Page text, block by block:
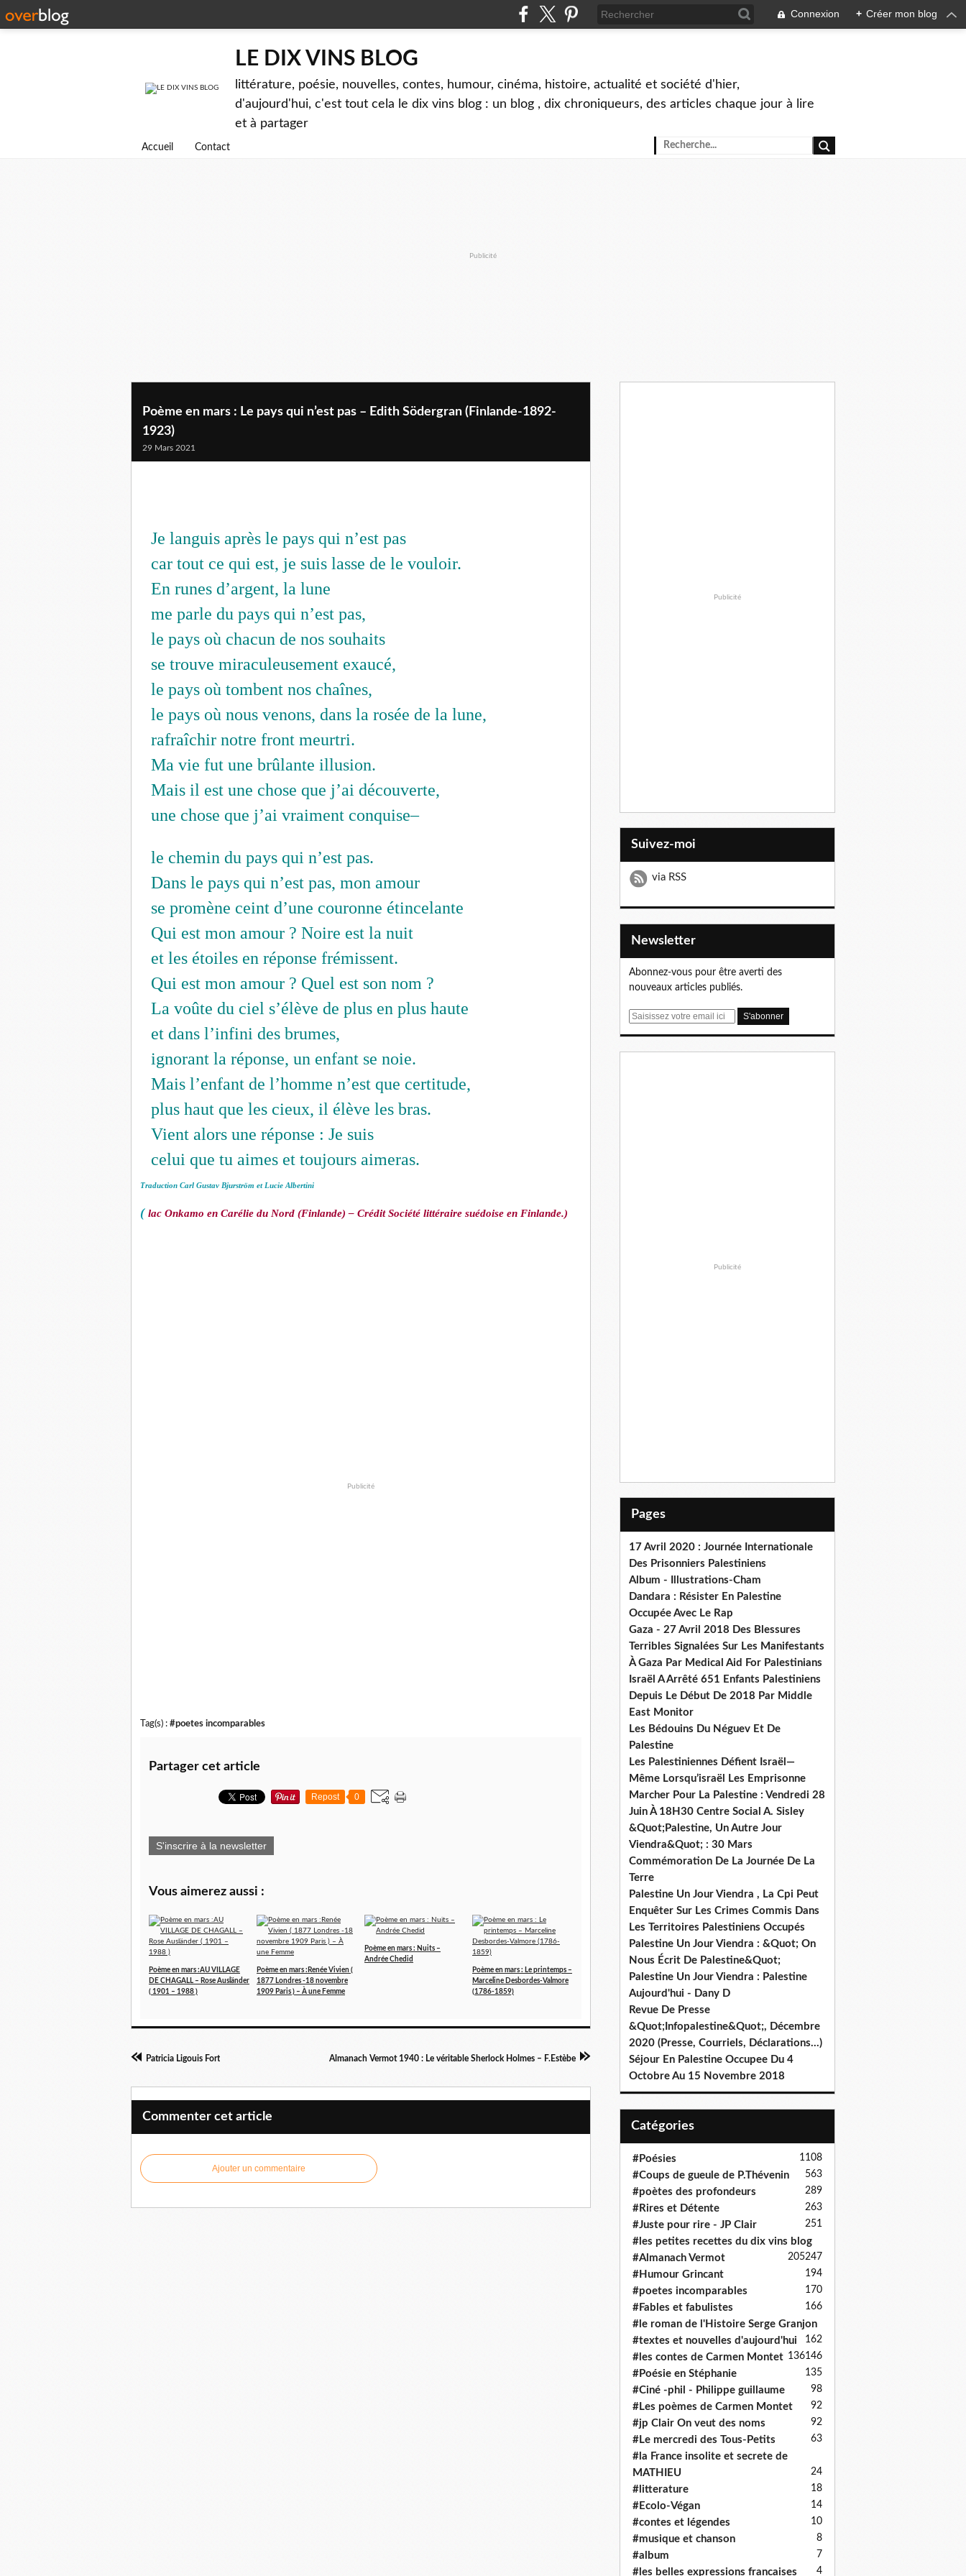
Connexion + Créer mon blog
LE DIX VINS BLOG
littérature, poésie, nouvelles, contes, humour, cinéma, histoire, actualité et société d'hier,
d'aujourd'hui, c'est tout cela le dix vins blog : un blog , dix chroniqueurs, des articles chaque jour à lire
et à partager
Accueil Contact
Publicité
Poème en mars : Le pays qui n’est pas – Edith Södergran (Finlande-1892-
1923)
29 Mars 2021
Je languis après le pays qui n’est pas
car tout ce qui est, je suis lasse de le vouloir.
En runes d’argent, la lune
me parle du pays qui n’est pas,
le pays où chacun de nos souhaits
se trouve miraculeusement exaucé,
le pays où tombent nos chaînes,
le pays où nous venons, dans la rosée de la lune,
rafraîchir notre front meurtri.
Ma vie fut une brûlante illusion.
Mais il est une chose que j’ai découverte,
une chose que j’ai vraiment conquise–
le chemin du pays qui n’est pas.
Dans le pays qui n’est pas, mon amour
se promène ceint d’une couronne étincelante
Qui est mon amour ? Noire est la nuit
et les étoiles en réponse frémissent.
Qui est mon amour ? Quel est son nom ?
La voûte du ciel s’élève de plus en plus haute
et dans l’infini des brumes,
ignorant la réponse, un enfant se noie.
Mais l’enfant de l’homme n’est que certitude,
plus haut que les cieux, il élève les bras.
Vient alors une réponse : Je suis
celui que tu aimes et toujours aimeras.
Traduction Carl Gustav Bjurström et Lucie Albertini
( lac Onkamo en Carélie du Nord (Finlande) – Crédit Société littéraire suédoise en Finlande.)
Publicité
Tag(s) : #poetes incomparables
Partager cet article
Repost 0
S'inscrire à la newsletter
Vous aimerez aussi :
Poème en mars :AU VILLAGE
DE CHAGALL – Rose Ausländer
( 1901 – 1988 )
Poème en mars :Renée Vivien (
1877 Londres -18 novembre
1909 Paris ) – À une Femme
Poème en mars : Nuits –
Andrée Chedid
Poème en mars : Le printemps –
Marceline Desbordes-Valmore
(1786-1859)
Patricia Ligouis Fort Almanach Vermot 1940 : Le véritable Sherlock Holmes – F.Estèbe
Commenter cet article
Ajouter un commentaire
Publicité
Suivez-moi
via RSS
Newsletter
Abonnez-vous pour être averti des
nouveaux articles publiés.
E
Publicité
Pages
17 Avril 2020 : Journée Internationale
Des Prisonniers Palestiniens
Album - Illustrations-Cham
Dandara : Résister En Palestine
Occupée Avec Le Rap
Gaza - 27 Avril 2018 Des Blessures
Terribles Signalées Sur Les Manifestants
À Gaza Par Medical Aid For Palestinians
Israël A Arrêté 651 Enfants Palestiniens
Depuis Le Début De 2018 Par Middle
East Monitor
Les Bédouins Du Néguev Et De
Palestine
Les Palestiniennes Défient Israël—
Même Lorsqu’israël Les Emprisonne
Marcher Pour La Palestine : Vendredi 28
Juin À 18H30 Centre Social A. Sisley
&Quot;Palestine, Un Autre Jour
Viendra&Quot; : 30 Mars
Commémoration De La Journée De La
Terre
Palestine Un Jour Viendra , La Cpi Peut
Enquêter Sur Les Crimes Commis Dans
Les Territoires Palestiniens Occupés
Palestine Un Jour Viendra : &Quot; On
Nous Écrit De Palestine&Quot;
Palestine Un Jour Viendra : Palestine
Aujourd'hui - Dany D
Revue De Presse
&Quot;Infopalestine&Quot;, Décembre
2020 (Presse, Courriels, Déclarations…)
Séjour En Palestine Occupee Du 4
Octobre Au 15 Novembre 2018
Catégories
#Poésies 1108
#Coups de gueule de P.Thévenin 563
#poètes des profondeurs 289
#Rires et Détente 263
#Juste pour rire - JP Clair 251
#les petites recettes du dix vins blog
247
#Almanach Vermot 205
#Humour Grincant 194
#poetes incomparables 170
#Fables et fabulistes 166
#le roman de l'Histoire Serge Granjon
162
#textes et nouvelles d'aujourd'hui
146
#les contes de Carmen Montet 136
#Poésie en Stéphanie 135
#Ciné -phil - Philippe guillaume 98
#Les poèmes de Carmen Montet 92
#jp Clair On veut des noms 92
#Le mercredi des Tous-Petits 63
#la France insolite et secrete de
MATHIEU
24
#litterature 18
#Ecolo-Végan 14
#contes et légendes 10
#musique et chanson 8
#album 7
#les belles expressions francaises 4